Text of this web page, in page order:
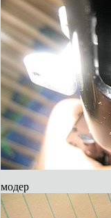
модер